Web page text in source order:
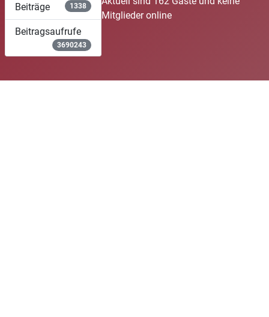
Beiträge 1338
Beitragsaufrufe
3690243
Mitglieder online